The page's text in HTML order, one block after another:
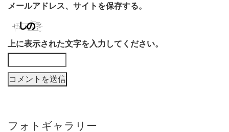
メールアドレス、サイトを保存する。
上に表示された文字を入力してください。
フォトギャラリー